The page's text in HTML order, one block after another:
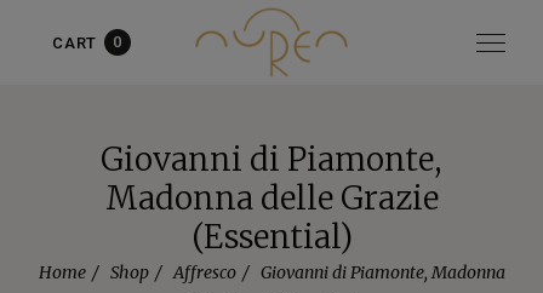
CART 0
Giovanni di Piamonte,
Madonna delle Grazie
(Essential)
Home Shop Affresco
Giovanni di Piamonte, Madonna
Articolo aggiunto al carrello!vedi il carrello
continua